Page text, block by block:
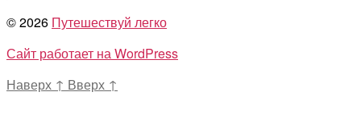
© 2026 Путешествуй легко
Сайт работает на WordPress
Наверх ↑ Вверх ↑